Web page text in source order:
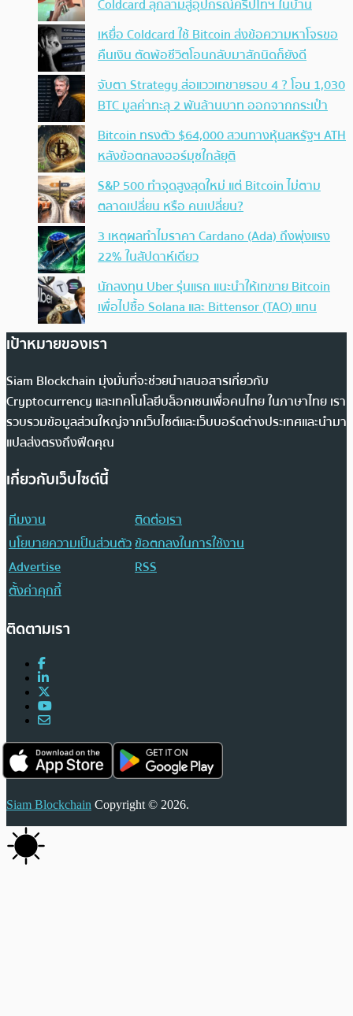
Coldcard ลุกลามสู่อุปกรณ์คริปโทฯ ในบ้าน
เหยื่อ Coldcard ใช้ Bitcoin ส่งข้อความหาโจรขอ
คืนเงิน ตัดพ้อชีวิตโอนกลับมาสักนิดก็ยังดี
จับตา Strategy ส่อแววเทขายรอบ 4 ? โอน 1,030
BTC มูลค่าทะลุ 2 พันล้านบาท ออกจากกระเป๋า
Bitcoin ทรงตัว $64,000 สวนทางหุ้นสหรัฐฯ ATH
หลังข้อตกลงฮอร์มุซใกล้ยุติ
S&P 500 ทำจุดสูงสุดใหม่ แต่ Bitcoin ไม่ตาม
ตลาดเปลี่ยน หรือ คนเปลี่ยน?
3 เหตุผลทำไมราคา Cardano (Ada) ถึงพุ่งแรง
22% ในสัปดาห์เดียว
นักลงทุน Uber รุ่นแรก แนะนำให้เทขาย Bitcoin
เพื่อไปซื้อ Solana และ Bittensor (TAO) แทน
เป้าหมายของเรา
Siam Blockchain มุ่งมั่นที่จะช่วยนำเสนอสารเกี่ยวกับ
Cryptocurrency และเทคโนโลยีบล็อกเชนเพื่อคนไทย ในภาษาไทย เรา
รวบรวมข้อมูลส่วนใหญ่จากเว็บไซต์และเว็บบอร์ดต่างประเทศและนำมา
แปลส่งตรงถึงฟีดคุณ
เกี่ยวกับเว็บไซต์นี้
ทีมงาน
ติดต่อเรา
นโยบายความเป็นส่วนตัวข้อตกลงในการใช้งาน
Advertise
RSS
ตั้งค่าคุกกี้
ติดตามเรา
Siam Blockchain Copyright © 2026.